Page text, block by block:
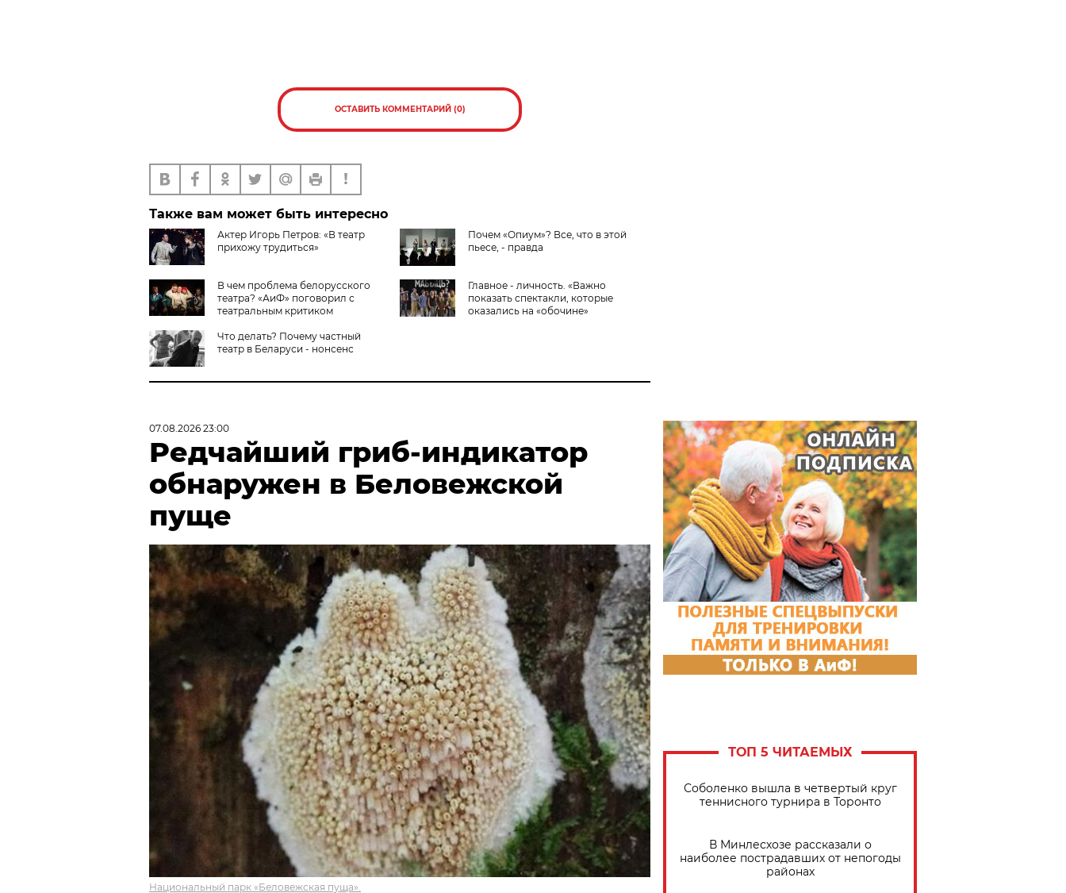
ОСТАВИТЬ КОММЕНТАРИЙ (0)
Также вам может быть интересно
Актер Игорь Петров: «В театр
прихожу трудиться»
Почем «Опиум»? Все, что в этой
пьесе, - правда
В чем проблема белорусского
театра? «АиФ» поговорил с
театральным критиком
Главное - личность. «Важно
показать спектакли, которые
оказались на «обочине»
Что делать? Почему частный
театр в Беларуси - нонсенс
07.08.2026 23:00
Редчайший гриб-индикатор
обнаружен в Беловежской
пуще
Национальный парк «Беловежская пуща».
ТОП 5 ЧИТАЕМЫХ
Соболенко вышла в четвертый круг
теннисного турнира в Торонто
В Минлесхозе рассказали о
наиболее пострадавших от непогоды
районах